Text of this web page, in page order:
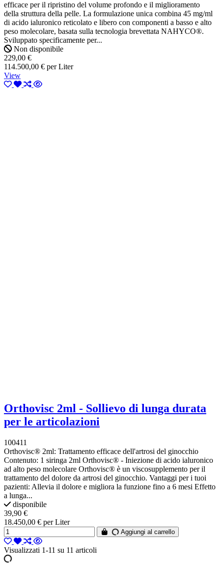
efficace per il ripristino del volume profondo e il miglioramento
della struttura della pelle. La formulazione unica combina 45 mg/ml
di acido ialuronico reticolato e libero con componenti a basso e alto
peso molecolare, basata sulla tecnologia brevettata NAHYCO®.
Sviluppato specificamente per...
Non disponibile
229,00 €
114.500,00 € per Liter
View
Orthovisc 2ml - Sollievo di lunga durata
per le articolazioni
100411
Orthovisc® 2ml: Trattamento efficace dell'artrosi del ginocchio
Contenuto: 1 siringa 2ml Orthovisc® - Iniezione di acido ialuronico
ad alto peso molecolare Orthovisc® è un viscosupplemento per il
trattamento del dolore da artrosi del ginocchio. Vantaggi per i tuoi
pazienti: Allevia il dolore e migliora la funzione fino a 6 mesi Effetto
a lunga...
disponibile
39,90 €
18.450,00 € per Liter
Aggiungi al carrello
Visualizzati 1-11 su 11 articoli